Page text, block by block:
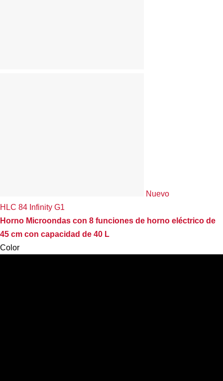
Nuevo
HLC 84 Infinity G1
Horno Microondas con 8 funciones de horno eléctrico de
45 cm con capacidad de 40 L
Color